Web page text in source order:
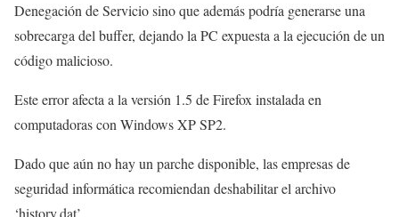
Denegación de Servicio sino que además podría generarse una
sobrecarga del buffer, dejando la PC expuesta a la ejecución de un
código malicioso.
Este error afecta a la versión 1.5 de Firefox instalada en
computadoras con Windows XP SP2.
Dado que aún no hay un parche disponible, las empresas de
seguridad informática recomiendan deshabilitar el archivo
‘history.dat’.